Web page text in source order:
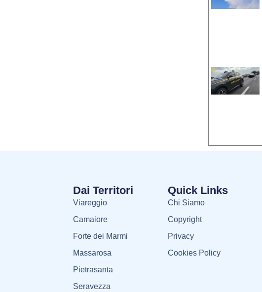
Dai Territori
Viareggio
Camaiore
Forte dei Marmi
Massarosa
Pietrasanta
Seravezza
Quick Links
Chi Siamo
Copyright
Privacy
Cookies Policy